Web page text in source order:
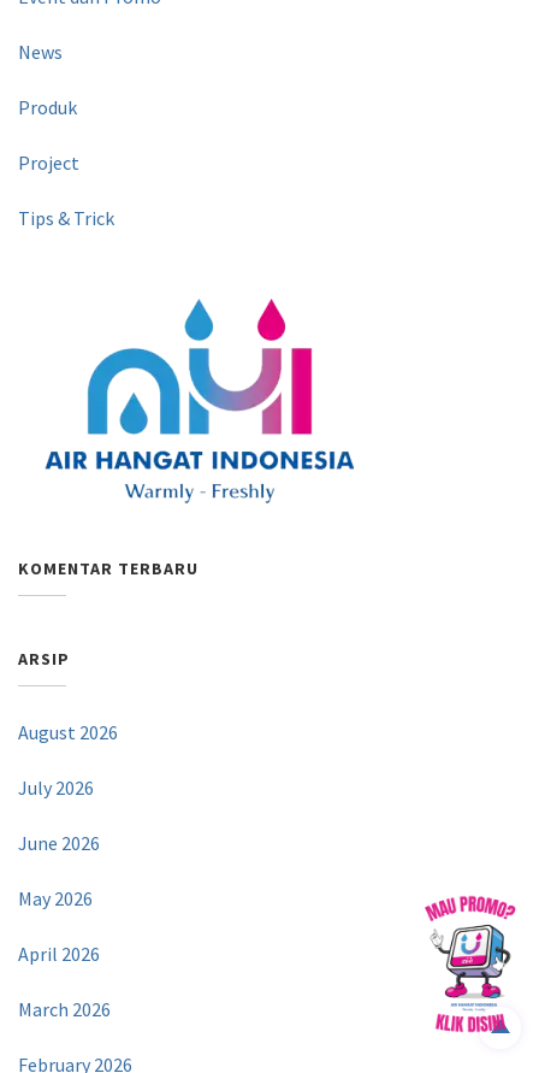
News
Produk
Project
Tips & Trick
KOMENTAR TERBARU
ARSIP
August 2026
July 2026
June 2026
May 2026
April 2026
March 2026
February 2026